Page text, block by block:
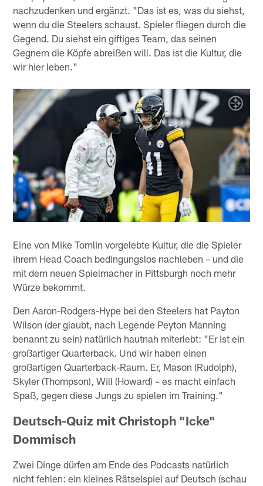
nachzudenken und ergänzt. "Das ist es, was du siehst,
wenn du die Steelers schaust. Spieler fliegen durch die
Gegend. Du siehst ein giftiges Team, das seinen
Gegnern die Köpfe abreißen will. Das ist die Kultur, die
wir hier leben."
Eine von Mike Tomlin vorgelebte Kultur, die die Spieler
ihrem Head Coach bedingungslos nachleben – und die
mit dem neuen Spielmacher in Pittsburgh noch mehr
Würze bekommt.
Den Aaron-Rodgers-Hype bei den Steelers hat Payton
Wilson (der glaubt, nach Legende Peyton Manning
benannt zu sein) natürlich hautnah miterlebt: "Er ist ein
großartiger Quarterback. Und wir haben einen
großartigen Quarterback-Raum. Er, Mason (Rudolph),
Skyler (Thompson), Will (Howard) – es macht einfach
Spaß, gegen diese Jungs zu spielen im Training."
Deutsch-Quiz mit Christoph "Icke"
Dommisch
Zwei Dinge dürfen am Ende des Podcasts natürlich
nicht fehlen: ein kleines Rätselspiel auf Deutsch (schau